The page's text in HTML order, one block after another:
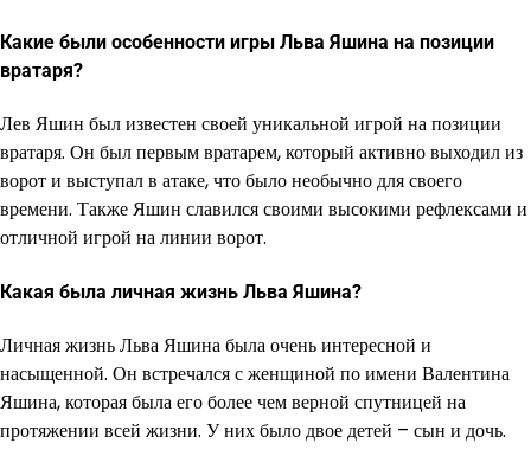
Какие были особенности игры Льва Яшина на позиции
вратаря?
Лев Яшин был известен своей уникальной игрой на позиции
вратаря. Он был первым вратарем, который активно выходил из
ворот и выступал в атаке, что было необычно для своего
времени. Также Яшин славился своими высокими рефлексами и
отличной игрой на линии ворот.
Какая была личная жизнь Льва Яшина?
Личная жизнь Льва Яшина была очень интересной и
насыщенной. Он встречался с женщиной по имени Валентина
Яшина, которая была его более чем верной спутницей на
протяжении всей жизни. У них было двое детей – сын и дочь.